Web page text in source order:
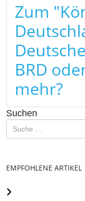
Zum
BRD
mehr?
Suchen
EMPFOHLENE ARTIKEL